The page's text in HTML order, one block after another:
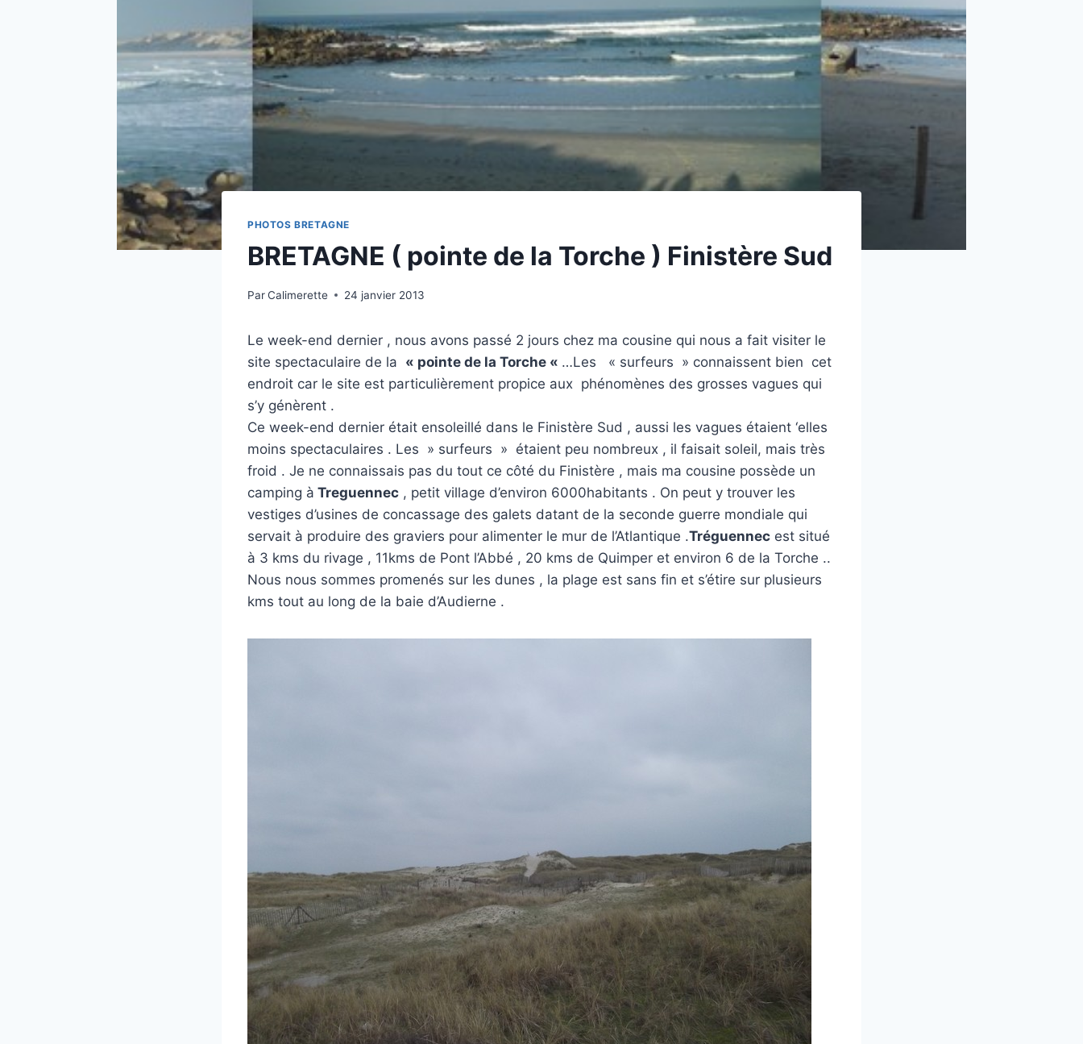
PHOTOS BRETAGNE
BRETAGNE ( pointe de la Torche ) Finistère Sud
ParCalimerette 24 janvier 2013
Le week-end dernier , nous avons passé 2 jours chez ma cousine qui nous a fait visiter le
site spectaculaire de la « pointe de la Torche « …Les « surfeurs » connaissent bien cet
endroit car le site est particulièrement propice aux phénomènes des grosses vagues qui
s’y génèrent .
Ce week-end dernier était ensoleillé dans le Finistère Sud , aussi les vagues étaient ‘elles
moins spectaculaires . Les » surfeurs » étaient peu nombreux , il faisait soleil, mais très
froid . Je ne connaissais pas du tout ce côté du Finistère , mais ma cousine possède un
camping à Treguennec , petit village d’environ 6000habitants . On peut y trouver les
vestiges d’usines de concassage des galets datant de la seconde guerre mondiale qui
servait à produire des graviers pour alimenter le mur de l’Atlantique .Tréguennec est situé
à 3 kms du rivage , 11kms de Pont l’Abbé , 20 kms de Quimper et environ 6 de la Torche ..
Nous nous sommes promenés sur les dunes , la plage est sans fin et s’étire sur plusieurs
kms tout au long de la baie d’Audierne .